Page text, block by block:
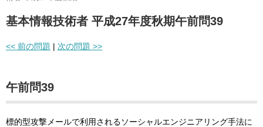
基本情報技術者 平成27年度秋期午前問39
<< 前の問題 | 次の問題 >>
午前問39
標的型攻撃メールで利用されるソーシャルエンジニアリング手法に